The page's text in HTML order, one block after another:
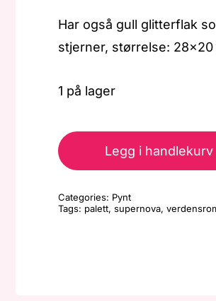
Har også gull glitterflak
stjerner, størrelse: 28×20
1 på lager
-
Legg i handlekurv
Categories: Pynt
Tags: palett,supernova,